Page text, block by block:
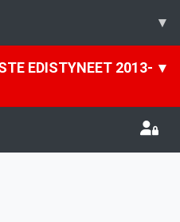
▾
EDISTYNEET 2013- ▾